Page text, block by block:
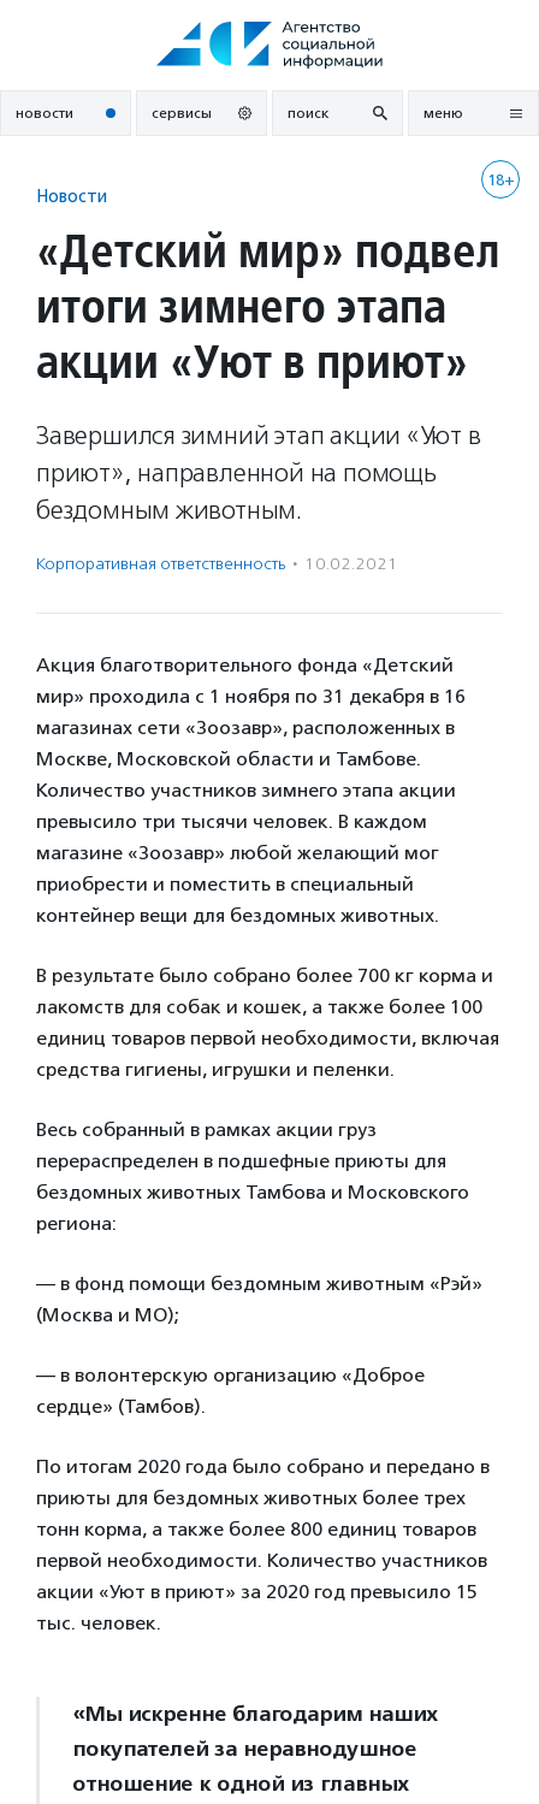
новости сервисы поиск меню
18+
Новости
«Детский мир» подвел
итоги зимнего этапа
акции «Уют в приют»
Завершился зимний этап акции «Уют в
приют», направленной на помощь
бездомным животным.
Корпоративная ответственность · 10.02.2021
Акция благотворительного фонда «Детский
мир» проходила с 1 ноября по 31 декабря в 16
магазинах сети «Зоозавр», расположенных в
Москве, Московской области и Тамбове.
Количество участников зимнего этапа акции
превысило три тысячи человек. В каждом
магазине «Зоозавр» любой желающий мог
приобрести и поместить в специальный
контейнер вещи для бездомных животных.
В результате было собрано более 700 кг корма и
лакомств для собак и кошек, а также более 100
единиц товаров первой необходимости, включая
средства гигиены, игрушки и пеленки.
Весь собранный в рамках акции груз
перераспределен в подшефные приюты для
бездомных животных Тамбова и Московского
региона:
— в фонд помощи бездомным животным «Рэй»
(Москва и МО);
— в волонтерскую организацию «Доброе
сердце» (Тамбов).
По итогам 2020 года было собрано и передано в
приюты для бездомных животных более трех
тонн корма, а также более 800 единиц товаров
первой необходимости. Количество участников
акции «Уют в приют» за 2020 год превысило 15
тыс. человек.
«Мы искренне благодарим наших
покупателей за неравнодушное
отношение к одной из главных